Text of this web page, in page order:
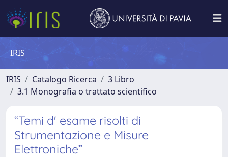
IRIS
IRIS Catalogo Ricerca
3 Libro
3.1 Monografia o trattato scientifico
“Temi d' esame risolti di
Strumentazione e Misure
Elettroniche”